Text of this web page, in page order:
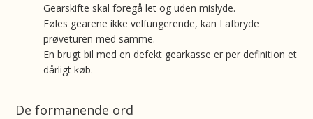
Gearskifte skal foregå let og uden mislyde.
Føles gearene ikke velfungerende, kan I afbryde
prøveturen med samme.
En brugt bil med en defekt gearkasse er per definition et
dårligt køb.
De formanende ord